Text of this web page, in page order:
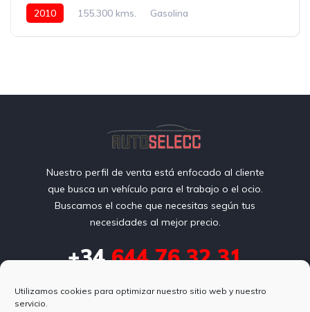
Utilizamos cookies para optimizar nuestro sitio web y nuestro
servicio.
2010 155.300 kms. Gasolina
Nuestro perfil de venta está enfocado al cliente
que busca un vehículo para el trabajo o el ocio.
Buscamos el coche que necesitas según tus
necesidades al mejor precio.
+34644 76 32 31
autoselecc@gmail.com